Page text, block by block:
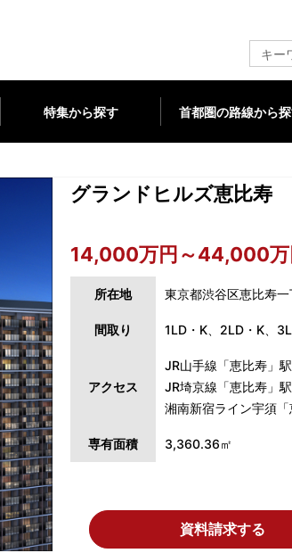
特集から探す 首都圏の路線から
グランドヒルズ恵比寿
14,000万円～44,000万
所在地 東京都渋谷区恵比寿
間取り 1LD・K、2LD・K、
アクセス
JR山手線「恵比寿」
JR埼京線「恵比寿」
湘南新宿ライン宇須
専有面積 3,360.36㎡
資料請求する